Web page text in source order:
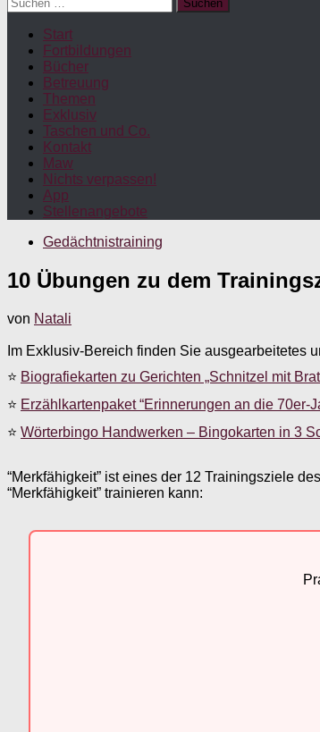
nach:
Start
Fortbildungen
Bücher
Betreuung
Themen
Exklusiv
Taschen und Co.
Kontakt
Maw
Nichts verpassen!
App
Stellenangebote
Gedächtnistraining
10 Übungen zu dem
von Natali
Im Exklusiv-Bereich finden Sie ausgearbeitetes
⭐ Biografiekarten zu Gerichten „Schnitzel mit
⭐ Erzählkartenpaket “Erinnerungen an die 70er-
⭐ Wörterbingo Handwerken – Bingokarten in 3
“Merkfähigkeit” ist eines der 12 Trainingsziele
“Merkfähigkeit” trainieren kann: